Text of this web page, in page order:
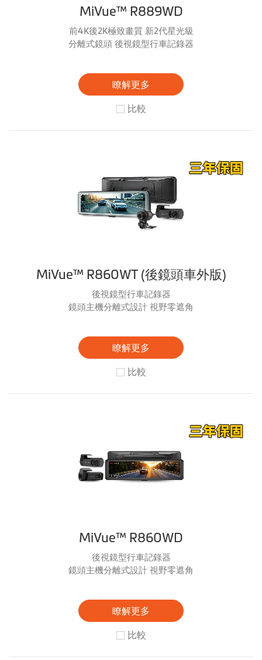
MiVue™ R889WD
前4K後2K極致畫質 新2代星光級
分離式鏡頭 後視鏡型行車記錄器
瞭解更多
比較
MiVue™ R860WT (後鏡頭車外版)
後視鏡型行車記錄器
鏡頭主機分離式設計 視野零遮角
瞭解更多
比較
MiVue™ R860WD
後視鏡型行車記錄器
鏡頭主機分離式設計 視野零遮角
瞭解更多
比較